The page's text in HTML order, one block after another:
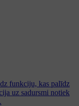
funkciju, kas palīdz
uz sadursmi notiek